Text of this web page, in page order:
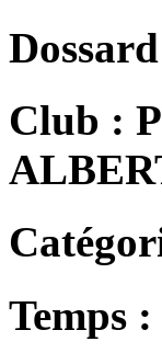
Club :
Temps :